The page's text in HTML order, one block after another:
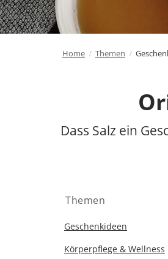
Home Themen
Dass Salz ein
Themen
Geschenkideen
Körperpflege & Wellness